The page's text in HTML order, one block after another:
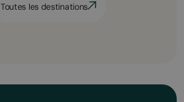
Toutes les destinations